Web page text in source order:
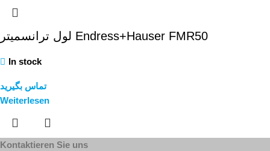
لول ترانسمیتر Endress+Hauser FMR50
In stock
تماس بگیرید
Weiterlesen
Kontaktieren Sie uns